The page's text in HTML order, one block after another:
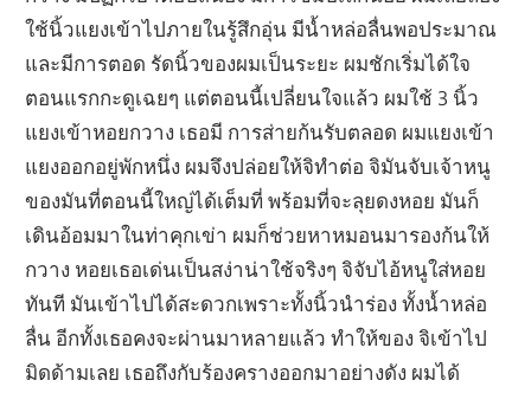
ใช้นิ้วแยงเข้าไปภายในรู้สึกอุ่น มีน้ำหล่อลื่นพอประมาณ
และมีการตอด รัดนิ้วของผมเป็นระยะ ผมชักเริ่มได้ใจ
ตอนแรกกะดูเฉยๆ แต่ตอนนี้เปลี่ยนใจแล้ว ผมใช้ 3 นิ้ว
แยงเข้าหอยกวาง เธอมี การส่ายก้นรับตลอด ผมแยงเข้า
แยงออกอยู่พักหนึ่ง ผมจึงปล่อยให้จิทำต่อ จิมันจับเจ้าหนู
ของมันที่ตอนนี้ใหญ่ได้เต็มที่ พร้อมที่จะลุยดงหอย มันก็
เดินอ้อมมาในท่าคุกเข่า ผมก็ช่วยหาหมอนมารองก้นให้
กวาง หอยเธอเด่นเป็นสง่าน่าใช้จริงๆ จิจับไอ้หนูใส่หอย
ทันที มันเข้าไปได้สะดวกเพราะทั้งนิ้วนำร่อง ทั้งน้ำหล่อ
ลื่น อีกทั้งเธอคงจะผ่านมาหลายแล้ว ทำให้ของ จิเข้าไป
มิดด้ามเลย เธอถึงกับร้องครางออกมาอย่างดัง ผมได้